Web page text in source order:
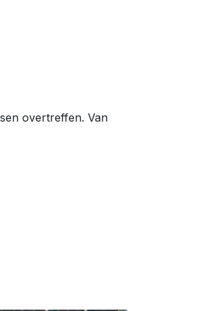
overtreffen. Van